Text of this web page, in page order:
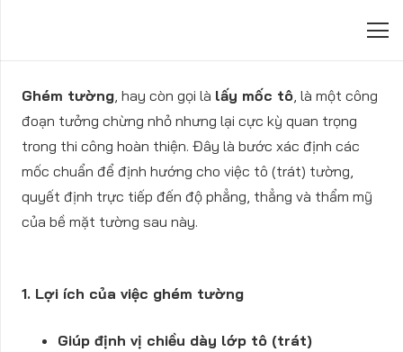
Ghém tường, hay còn gọi là lấy mốc tô, là một công
đoạn tưởng chừng nhỏ nhưng lại cực kỳ quan trọng
trong thi công hoàn thiện. Đây là bước xác định các
mốc chuẩn để định hướng cho việc tô (trát) tường,
quyết định trực tiếp đến độ phẳng, thẳng và thẩm mỹ
của bề mặt tường sau này.
1. Lợi ích của việc ghém tường
Giúp định vị chiều dày lớp tô (trát)